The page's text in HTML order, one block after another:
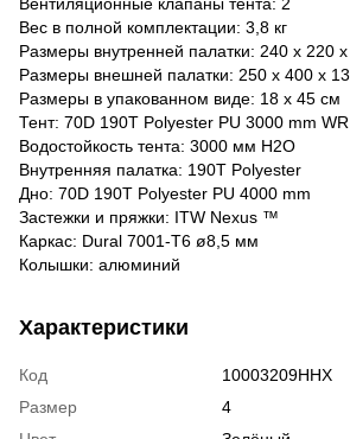
Вес в полной комплектации: 3,8 кг
Размеры внутренней палатки: 240 x 220
Размеры внешней палатки: 250 x 400 x
Размеры в упакованном виде: 18 х 45 см
Тент: 70D 190T Polyester PU 3000 mm WR
Водостойкость тента: 3000 мм H2O
Внутренняя палатка: 190T Polyester
Дно: 70D 190T Polyester PU 4000 mm
Застежки и пряжки: ITW Nexus ™
Каркас: Dural 7001-T6 ø8,5 мм
Колышки: алюминий
Характеристики
Код
10003209HHX
Размер
4